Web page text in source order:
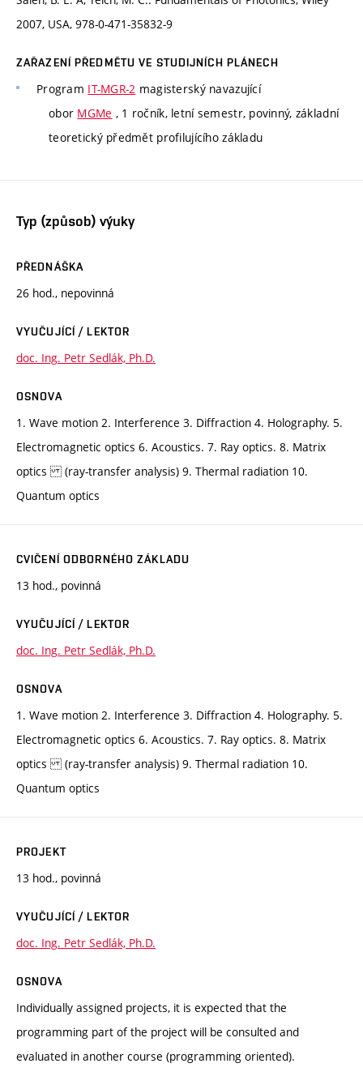
2007, USA, 978-0-471-35832-9
ZAŘAZENÍ PŘEDMĚTU VE STUDIJNÍCH PLÁNECH
Program IT-MGR-2 magisterský navazující
obor MGMe , 1 ročník, letní semestr, povinný, základní
teoretický předmět profilujícího základu
Typ (způsob) výuky
PŘEDNÁŠKA
26 hod., nepovinná
VYUČUJÍCÍ / LEKTOR
doc. Ing. Petr Sedlák, Ph.D.
OSNOVA
1. Wave motion 2. Interference 3. Diffraction 4. Holography. 5.
Electromagnetic optics 6. Acoustics. 7. Ray optics. 8. Matrix
optics (ray-transfer analysis) 9. Thermal radiation 10.
Quantum optics
CVIČENÍ ODBORNÉHO ZÁKLADU
13 hod., povinná
VYUČUJÍCÍ / LEKTOR
doc. Ing. Petr Sedlák, Ph.D.
OSNOVA
1. Wave motion 2. Interference 3. Diffraction 4. Holography. 5.
Electromagnetic optics 6. Acoustics. 7. Ray optics. 8. Matrix
optics (ray-transfer analysis) 9. Thermal radiation 10.
Quantum optics
PROJEKT
13 hod., povinná
VYUČUJÍCÍ / LEKTOR
doc. Ing. Petr Sedlák, Ph.D.
OSNOVA
Individually assigned projects, it is expected that the
programming part of the project will be consulted and
evaluated in another course (programming oriented).